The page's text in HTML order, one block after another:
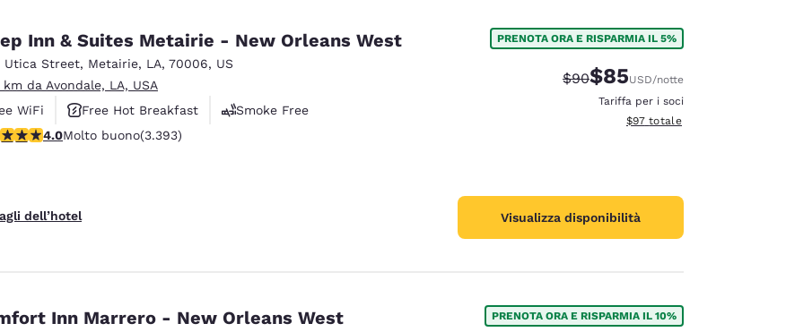
Inn & Suites Metairie - New Orleans West
Utica Street, Metairie, LA, 70006, US
da Avondale, LA, USA
WiFi
Free Hot Breakfast
Smoke Free
di 4.01 stelle. Molto buono. 3393 recensioni
4.0Molto buono(3.393)
dell’hotel
PRENOTA ORA E RISPARMIA IL 5%
Tariffa di barratura:
$90Tariffa scontata:
$85USD/notte
Tariffa per i soci
Visualizza i dettagli totali
$97 totale
Visualizza disponibilità
Inn Marrero - New Orleans West PRENOTA ORA E RISPARMIA IL 10%